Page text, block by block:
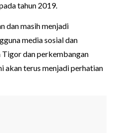
tahun 2019.
dan masih menjadi
media sosial dan
Tigor dan perkembangan
akan terus menjadi perhatian